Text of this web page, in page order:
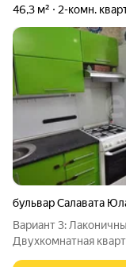
46,3 м² 2-комн.
бульвар Салавата
Вариант 3:
Двухкомнатная